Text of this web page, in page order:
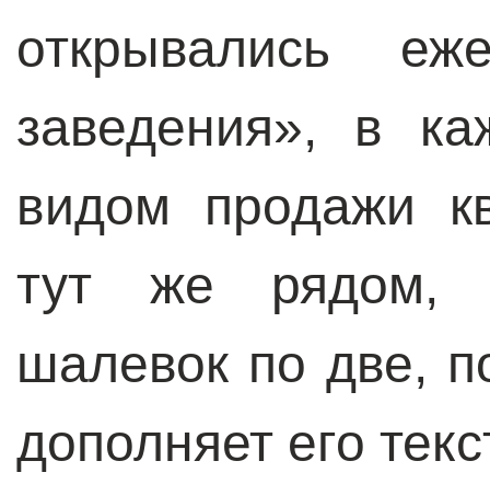
открывались
заведения», в
видом продажи
тут же рядом,
шалевок по две,
дополняет его